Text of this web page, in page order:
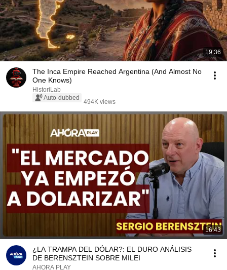
19:36
The Inca Empire Reached Argentina (And Almost No
One Knows)
HistoriLab
Auto-dubbed
494K views
16:43
¿LA TRAMPA DEL DÓLAR?: EL DURO ANÁLISIS
DE BERENSZTEIN SOBRE MILEI
AHORA PLAY